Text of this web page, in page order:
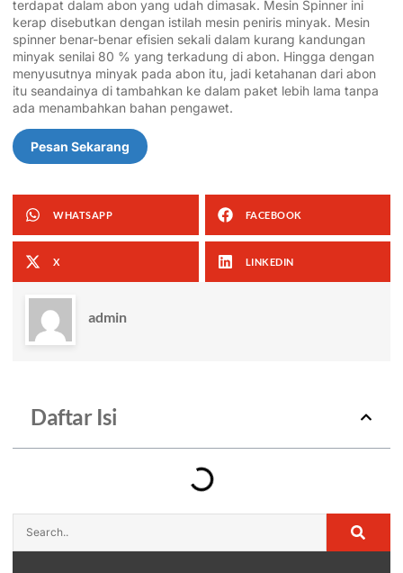
terdapat dalam abon yang udah dimasak. Mesin Spinner ini
kerap disebutkan dengan istilah mesin peniris minyak. Mesin
spinner benar-benar efisien sekali dalam kurang kandungan
minyak senilai 80 % yang terkadung di abon. Hingga dengan
menyusutnya minyak pada abon itu, jadi ketahanan dari abon
itu seandainya di tambahkan ke dalam paket lebih lama tanpa
ada menambahkan bahan pengawet.
Pesan Sekarang
WHATSAPP FACEBOOK
X LINKEDIN
admin
Daftar Isi